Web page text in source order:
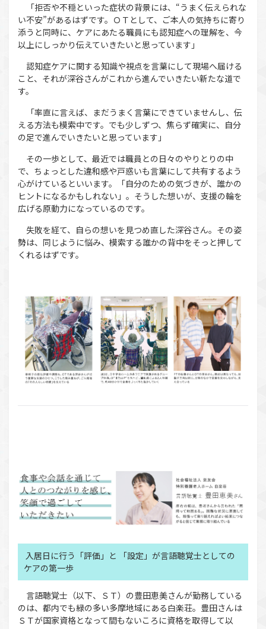
「拒否や不穏といった症状の背景には、“うまく伝えられな
い不安”があるはずです。ＯＴとして、ご本人の気持ちに寄り
添うと同時に、ケアにあたる職員にも認知症への理解を、今
以上にしっかり伝えていきたいと思っています」
認知症ケアに関する知識や視点を言葉にして現場へ届ける
こと、それが深谷さんがこれから進んでいきたい新たな道で
す。
「率直に言えば、まだうまく言葉にできていませんし、伝
える方法も模索中です。でも少しずつ、焦らず確実に、自分
の足で進んでいきたいと思っています」
その一歩として、最近では職員との日々のやりとりの中
で、ちょっとした違和感や戸惑いも言葉にして共有するよう
心がけているといいます。「自分のための気づきが、誰かの
ヒントになるかもしれない」。そうした想いが、支援の輪を
広げる原動力になっているのです。
失敗を経て、自らの想いを見つめ直した深谷さん。その姿
勢は、同じように悩み、模索する誰かの背中をそっと押して
くれるはずです。
入居日に行う「評価」と 「設定」が言語聴覚士としての
ケアの第一歩
言語聴覚士（以下、ＳＴ）の豊田恵美さんが勤務している
のは、都内でも緑の多い多摩地域にある白楽荘。豊田さんは
ＳＴが国家資格となって間もないころに資格を取得して以